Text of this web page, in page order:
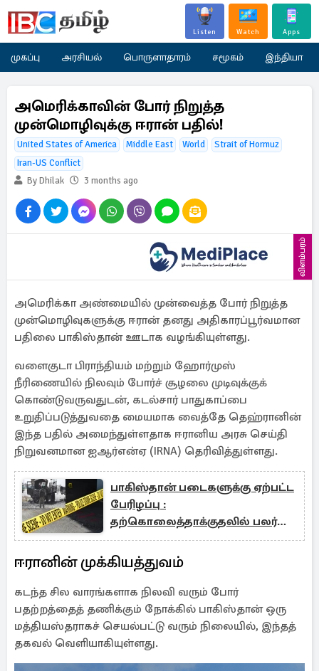
Listen Watch Apps
முகப்பு அரசியல் பொருளாதாரம் சமூகம் இந்தியா
அமெரிக்காவின் போர் நிறுத்த
முன்மொழிவுக்கு ஈரான் பதில்!
United States of America Middle East World
Strait of Hormuz
Iran-US Conflict
By Dhilak
3 months ago
விளம்பரம்
அமெரிக்கா அண்மையில் முன்வைத்த போர் நிறுத்த
முன்மொழிவுகளுக்கு ஈரான் தனது அதிகாரப்பூர்வமான
பதிலை பாகிஸ்தான் ஊடாக வழங்கியுள்ளது.
வளைகுடா பிராந்தியம் மற்றும் ஹோர்முஸ்
நீரிணையில் நிலவும் போர்ச் சூழலை முடிவுக்குக்
கொண்டுவருவதுடன், கடல்சார் பாதுகாப்பை
உறுதிப்படுத்துவதை மையமாக வைத்தே தெஹ்ரானின்
இந்த பதில் அமைந்துள்ளதாக ஈரானிய அரசு செய்தி
நிறுவனமான ஐஆர்என்ஏ (IRNA) தெரிவித்துள்ளது.
பாகிஸ்தான் படைகளுக்கு ஏற்பட்ட
பேரிழப்பு :
தற்கொலைத்தாக்குதலில் பலர்
பலி
ஈரானின் முக்கியத்துவம்
கடந்த சில வாரங்களாக நிலவி வரும் போர்
பதற்றத்தைத் தணிக்கும் நோக்கில் பாகிஸ்தான் ஒரு
மத்தியஸ்தராகச் செயல்பட்டு வரும் நிலையில், இந்தத்
தகவல் வெளியாகியுள்ளது.